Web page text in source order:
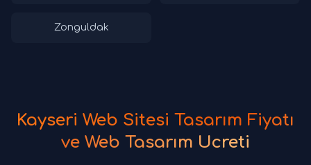
Zonguldak
Kayseri Web Sitesi Tasarım Fiyatı
ve Web Tasarım Ücreti